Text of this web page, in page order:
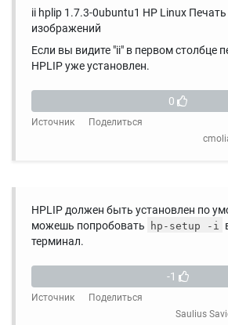
ii hplip 1.7.3-0ubuntu1 HP Linux
изображений
Если вы видите "ii" в первом столбце
HPLIP уже установлен.
0
Источник
Поделиться
HPLIP должен быть установлен по
можешь попробовать
hp-setup -i
терминал.
-1
Источник
Поделиться
Saulius